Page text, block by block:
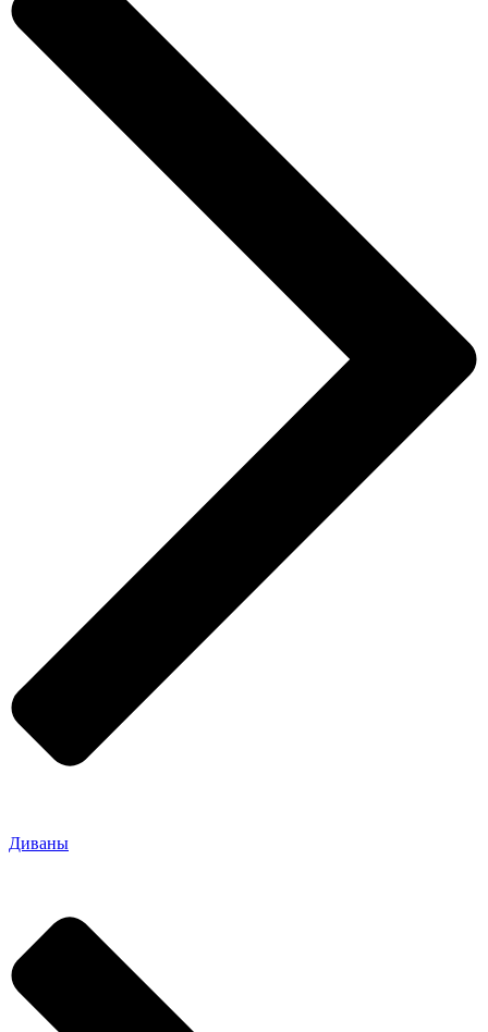
Диваны